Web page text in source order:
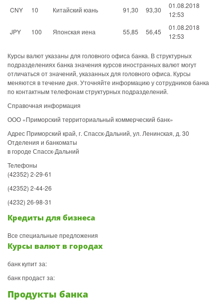
CNY 10 Китайский юань 91,30 93,30
01.08.2018
12:53
JPY 100 Японская иена 55,85 56,45
01.08.2018
12:53
Курсы валют указаны для головного офиса банка. В структурных
подразделениях банка значения курсов иностранных валют могут
отличаться от значений, указанных для головного офиса. Курсы
меняются в течение дня. Уточняйте информацию у сотрудников банка
по контактным телефонам структурных подразделений.
Справочная информация
ООО «Приморский территориальный коммерческий банк»
Адрес Приморский край, г. Спасск-Дальний, ул. Ленинская, д. 30
Отделения и банкоматы
в городе Спасск-Дальний
Телефоны
(42352) 2-29-61
(42352) 2-44-26
(4232) 26-98-31
Кредиты для бизнеса
Все специальные предложения
Курсы валют в городах
банк купит за:
банк продаст за:
Продукты банка